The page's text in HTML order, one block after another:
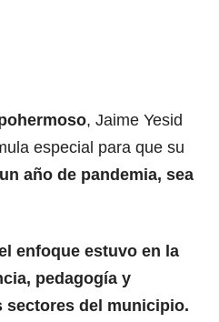
, Jaime Yesid
especial para que su
año de pandemia, sea
enfoque estuvo en la
pedagogía y
del municipio.